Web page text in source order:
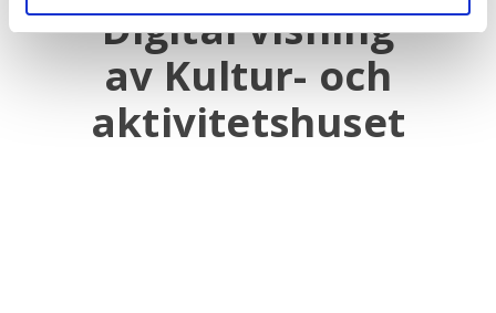
Föregående
inlägg:
Digital visning
av Kultur- och
aktivitetshuset